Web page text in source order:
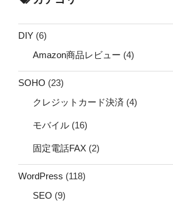
DIY (6)
Amazon商品レビュー (4)
SOHO (23)
クレジットカード決済 (4)
モバイル (16)
固定電話FAX (2)
WordPress (118)
SEO (9)